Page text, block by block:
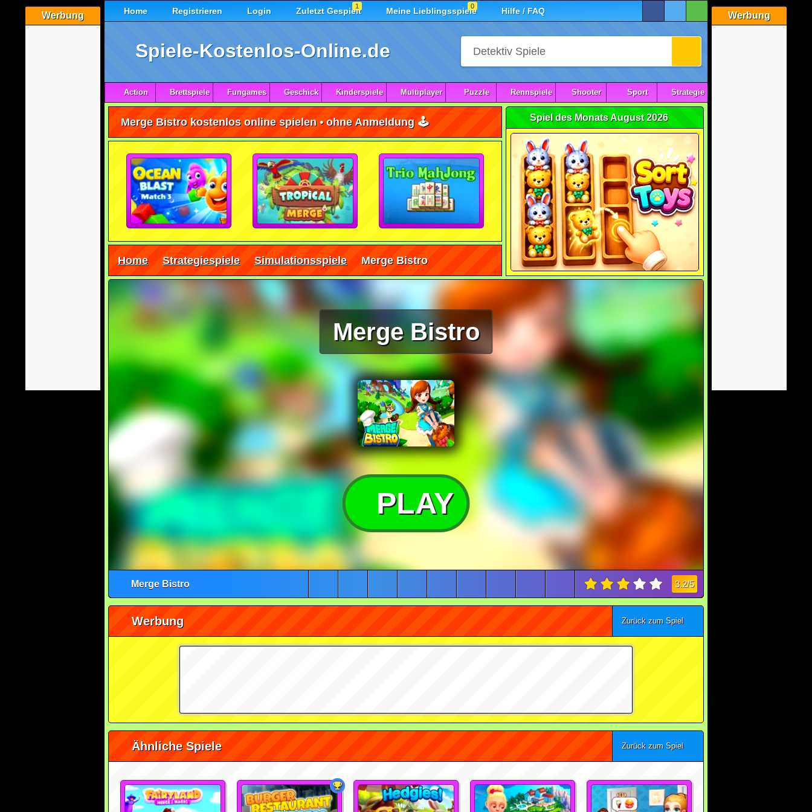
Werbung Werbung
Home Registrieren Login Zuletzt Gespielt
1 Meine Lieblingsspiele
0 Hilfe / FAQ
Spiele-Kostenlos-Online.de
Action Brettspiele Fungames Geschick Kinderspiele Multiplayer Puzzle Rennspiele Shooter Sport Strategie
Merge Bistro kostenlos online spielen • ohne Anmeldung 🕹️
Home Strategiespiele Simulationsspiele Merge Bistro
Spiel des Monats August 2026
Merge Bistro
PLAY
Merge Bistro 3.2/5
Werbung Zurück zum Spiel
Ähnliche Spiele Zurück zum Spiel